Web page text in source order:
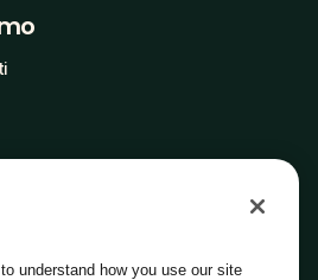
understand how you use our site